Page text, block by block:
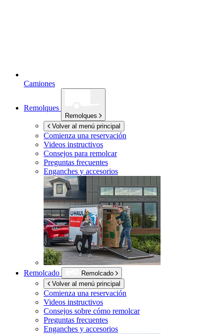
Camiones
Remolques
Remolques
Volver al menú principal
Comienza una reservación
Videos instructivos
Consejos para remolcar
Preguntas frecuentes
Enganches y accesorios
Remolcado
Remolcado
Volver al menú principal
Comienza una reservación
Videos instructivos
Consejos sobre cómo remolcar
Preguntas frecuentes
Enganches y accesorios